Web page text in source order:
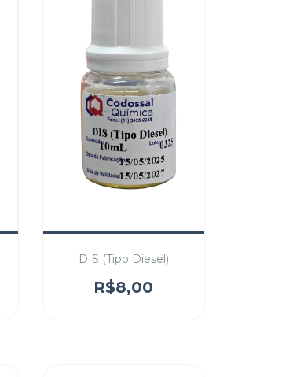
DIS (Tipo Diesel)
R$8,00